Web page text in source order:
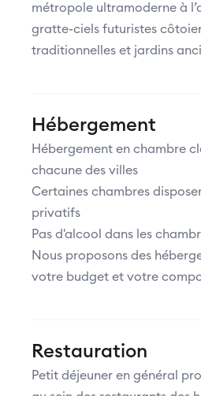
métropole ultramoderne à
gratte-ciels futuristes
traditionnelles et jardins
Hébergement
Hébergement en chambre
chacune des villes
Certaines chambres
privatifs
Pas d'alcool dans les
Nous proposons des
votre budget et votre
Restauration
Petit déjeuner en général